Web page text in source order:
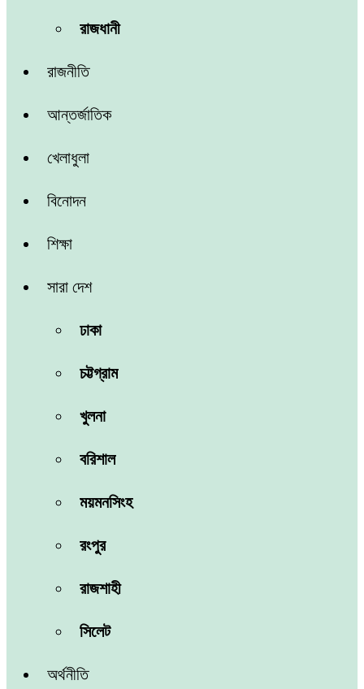
রাজধানী
রাজনীতি
আন্তর্জাতিক
খেলাধুলা
বিনোদন
শিক্ষা
সারা দেশ
ঢাকা
চট্টগ্রাম
খুলনা
বরিশাল
ময়মনসিংহ
রংপুর
রাজশাহী
সিলেট
অর্থনীতি